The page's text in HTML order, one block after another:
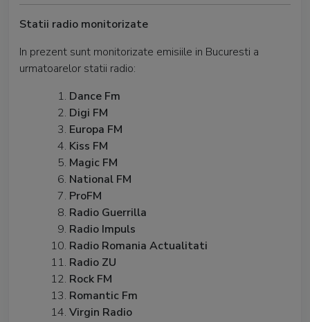
Statii radio monitorizate
In prezent sunt monitorizate emisiile in Bucuresti a
urmatoarelor statii radio:
Dance Fm
Digi FM
Europa FM
Kiss FM
Magic FM
National FM
ProFM
Radio Guerrilla
Radio Impuls
Radio Romania Actualitati
Radio ZU
Rock FM
Romantic Fm
Virgin Radio